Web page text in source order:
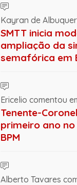
Kayran de
SMTT inicia
ampliação da
semafórica em
Ericelio comentou
Tenente-
primeiro ano no
BPM
Alberto Tavares